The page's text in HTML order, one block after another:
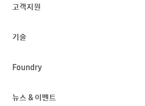
고객지원
기술
Foundry
뉴스 & 이벤트